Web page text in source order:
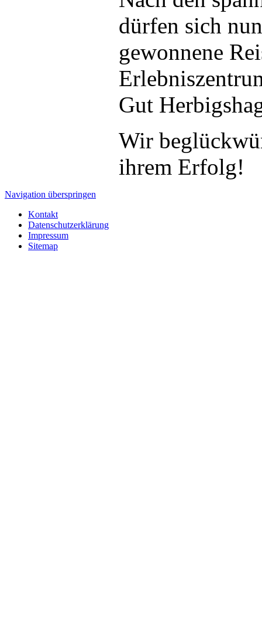
dürfen sich
gewonnene
Gut
Wir
ihrem Erfolg!
Navigation überspringen
Kontakt
Datenschutzerklärung
Impressum
Sitemap